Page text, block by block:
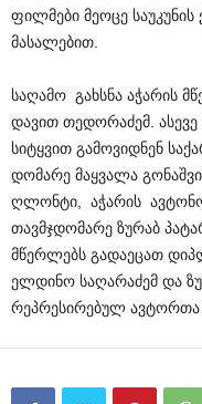
ფილმები მეოცე
მასალებით.
საღამო გახსნა აჭარის
დავით თედორაძემ. ასევე
სიტყვით გამოვიდნენ
დომარე მაყვალა
ღლონტი, აჭარის
თავმჯდომარე ზურაბ
მწერლებს გადაეცათ
ელდინო საღარაძემ და
რეპრესირებულ ავტორთა